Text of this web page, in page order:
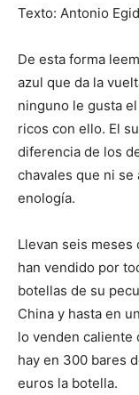
Texto: Antonio
De esta forma
azul que da la
ninguno le gusta
ricos con ello. El
diferencia de los
chavales que ni se
enología.
Llevan seis meses
han vendido por
botellas de su
China y hasta en
lo venden caliente
hay en 300 bares
euros la botella.